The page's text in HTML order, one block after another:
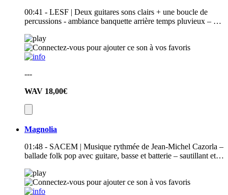
00:41 - LESF | Deux guitares sons clairs + une boucle de
percussions - ambiance banquette arrière temps pluvieux – …
---
WAV 18,00€
Magnolia
01:48 - SACEM | Musique rythmée de Jean-Michel Cazorla –
ballade folk pop avec guitare, basse et batterie – sautillant et…